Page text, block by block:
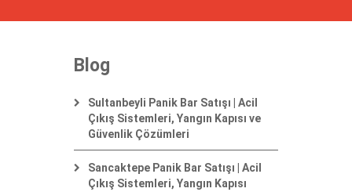
Blog
Sultanbeyli Panik Bar Satışı | Acil
Çıkış Sistemleri, Yangın Kapısı ve
Güvenlik Çözümleri
Sancaktepe Panik Bar Satışı | Acil
Çıkış Sistemleri, Yangın Kapısı